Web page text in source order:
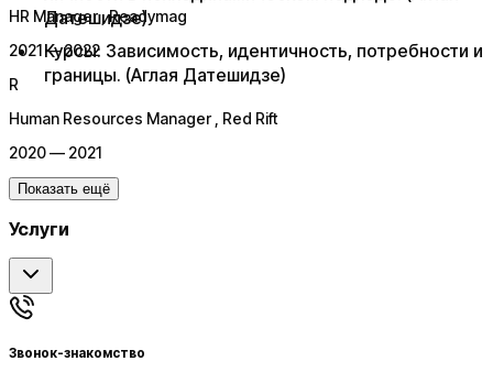
Датешидзе)
Курсы: Зависимость, идентичность, потребности и
границы. (Аглая Датешидзе)
HR Manager, Readymag
2021 — 2022
R
Human Resources Manager , Red Rift
2020 — 2021
Показать ещё
Услуги
Звонок-знакомство